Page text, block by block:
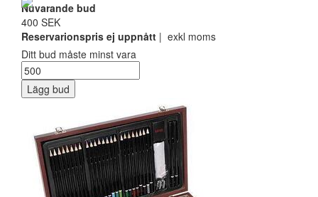
Nuvarande bud
400 SEK
Reservarionspris ej uppnått | exkl moms
Ditt bud måste minst vara
Lägg bud